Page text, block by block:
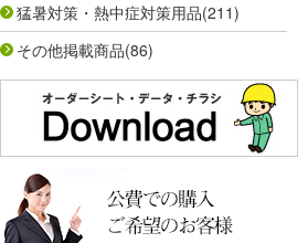
猛暑対策・熱中症対策用品(211)
その他掲載商品(86)